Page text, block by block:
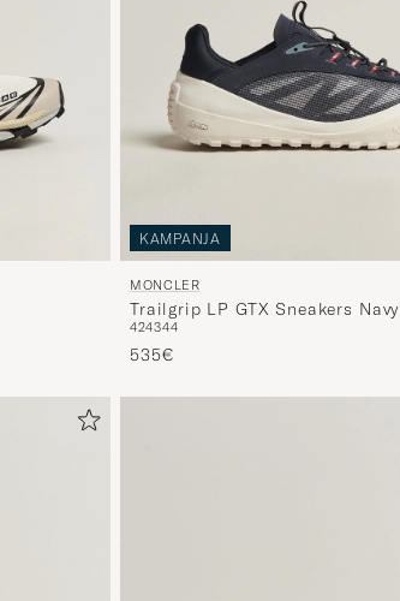
KAMPANJA
MONCLER
Trailgrip LP GTX Sneakers Navy
424344
535€